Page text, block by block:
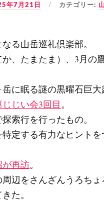
年7月21日 カテゴリー:
る山岳巡礼倶楽部。
、たまたま）、3月の
に眠る謎の黒曜石巨大
じじい会3回目。
索行を行ったもの。
定する有力なヒント
が再訪。
辺をさんざんうろち
た。